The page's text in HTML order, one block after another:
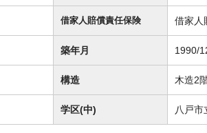
借家人賠償責任保険 借家人
築年月 1990/
構造 木造2
学区(中) 八戸市